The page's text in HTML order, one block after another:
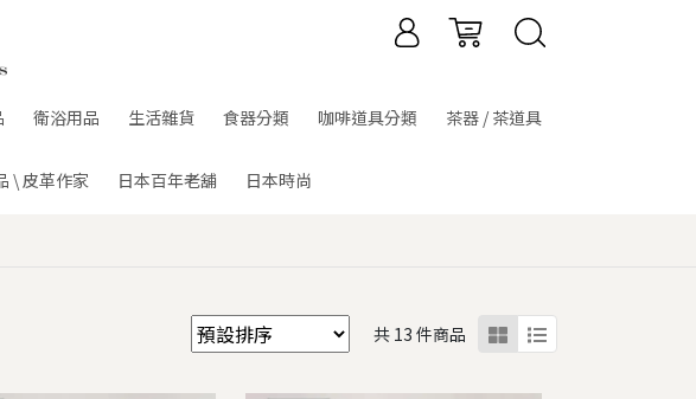
衛浴用品 生活雜貨 食器分類 咖啡道具分類 茶器 / 茶道具
\ 皮革作家 日本百年老舖 日本時尚
共 13 件商品